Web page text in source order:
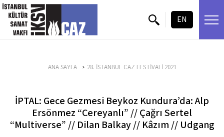
içeriği atla
EN
ANA SAYFA 28. İSTANBUL CAZ FESTİVALİ 2021
İPTAL: Gece Gezmesi Beykoz Kundura’da: Alp
Ersönmez “Cereyanlı” // Çağrı Sertel
“Multiverse” // Dilan Balkay // Kâzım // Udgang